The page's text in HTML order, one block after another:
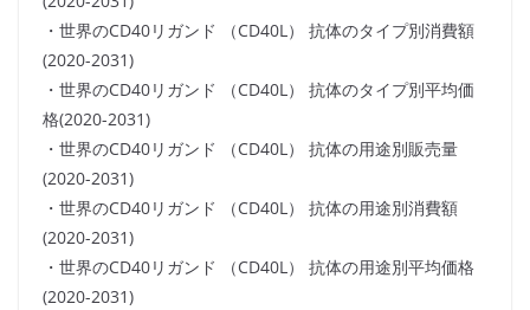
・世界のCD40リガンド （CD40L） 抗体のタイプ別消費額
(2020-2031)
・世界のCD40リガンド （CD40L） 抗体のタイプ別平均価
格(2020-2031)
・世界のCD40リガンド （CD40L） 抗体の用途別販売量
(2020-2031)
・世界のCD40リガンド （CD40L） 抗体の用途別消費額
(2020-2031)
・世界のCD40リガンド （CD40L） 抗体の用途別平均価格
(2020-2031)